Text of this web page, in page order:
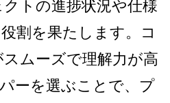
トの進捗状況や仕様
割を果たします。コ
ムーズで理解力が高
ーを選ぶことで、プ